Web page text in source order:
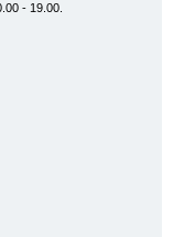
- 19.00.